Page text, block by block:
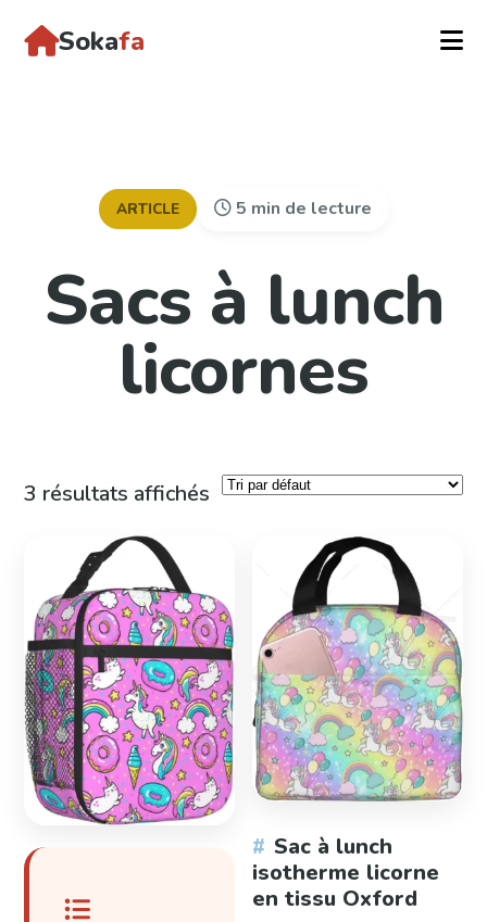
Sokafa
ARTICLE 5 min de lecture
Sacs à lunch
licornes
3 résultats affichés
Sac à lunch
isotherme licorne
en tissu Oxford